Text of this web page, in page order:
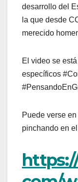
desarrollo del
la que desde
merecido
El video se
específicos
Puede verse
pinchando en